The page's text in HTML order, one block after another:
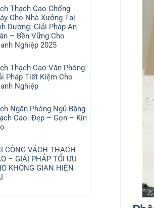
Thạch Cao Chống
Cho Nhà Xưởng Tại
Dương: Giải Pháp An
– Bền Vững Cho
Nghiệp 2025
Thạch Cao Văn Phòng:
Pháp Tiết Kiệm Cho
Nghiệp
Ngăn Phòng Ngủ Bằng
Cao: Đẹp – Gọn – Kín
CÔNG VÁCH THẠCH
– GIẢI PHÁP TỐI ƯU
KHÔNG GIAN HIỆN